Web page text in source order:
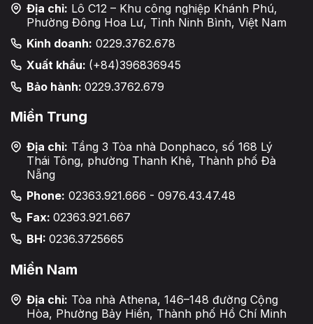
Địa chỉ: Lô C12 – Khu công nghiệp Khánh Phú,
Phường Đông Hoa Lư, Tỉnh Ninh Bình, Việt Nam
Kinh doanh: 0229.3762.678
Xuất khẩu: (+84)396836945
Bảo hành: 0229.3762.679
Miền Trung
Địa chỉ: Tầng 3 Tòa nhà Donphaco, số 168 Lý
Thái Tông, phường Thanh Khê, Thành phố Đà
Nẵng
Phone: 02363.921.666 - 0976.43.47.48
Fax: 02363.921.667
BH: 0236.3725665
Miền Nam
Địa chỉ: Tòa nhà Athena, 146–148 đường Cộng
Hòa, Phường Bảy Hiền, Thành phố Hồ Chí Minh